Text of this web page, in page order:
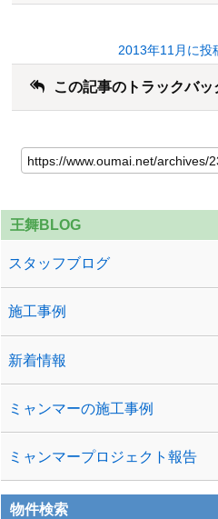
2013年11月に投
この記事のトラックバ
王舞BLOG
スタッフブログ
施工事例
新着情報
ミャンマーの施工事例
ミャンマープロジェクト報告
物件検索